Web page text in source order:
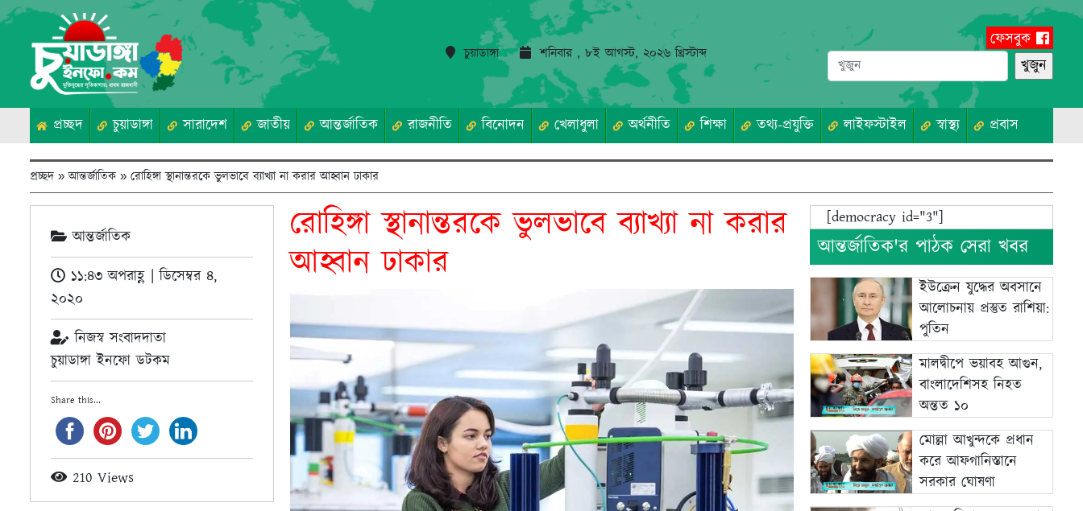
চুয়াডাঙ্গা শনিবার , ৮ই আগস্ট, ২০২৬ খ্রিস্টাব্দ
ফেসবুক
প্রচ্ছদ চুয়াডাঙ্গা সারাদেশ জাতীয় আন্তর্জাতিক রাজনীতি বিনোদন খেলাধুলা অর্থনীতি শিক্ষা তথ্য-প্রযুক্তি লাইফস্টাইল স্বাস্থ্য প্রবাস
প্রচ্ছদ »আন্তর্জাতিক » রোহিঙ্গা স্থানান্তরকে ভুলভাবে ব্যাখ্যা না করার আহ্বান ঢাকার
আন্তর্জাতিক
১১:৪৩ অপরাহ্ণ | ডিসেম্বর ৪,
২০২০
নিজস্ব সংবাদদাতা
চুয়াডাঙ্গা ইনফো ডটকম
Share this...
210 Views
রোহিঙ্গা স্থানান্তরকে ভুলভাবে ব্যাখ্যা না করার
আহ্বান ঢাকার
[democracy id="3"]
আন্তর্জাতিক'র পাঠক সেরা খবর
ইউক্রেন যুদ্ধের অবসানে
আলোচনায় প্রস্তুত রাশিয়া:
পুতিন
মালদ্বীপে ভয়াবহ আগুন,
বাংলাদেশিসহ নিহত
অন্তত ১০
মোল্লা আখুন্দকে প্রধান
করে আফগানিস্তানে
সরকার ঘোষণা